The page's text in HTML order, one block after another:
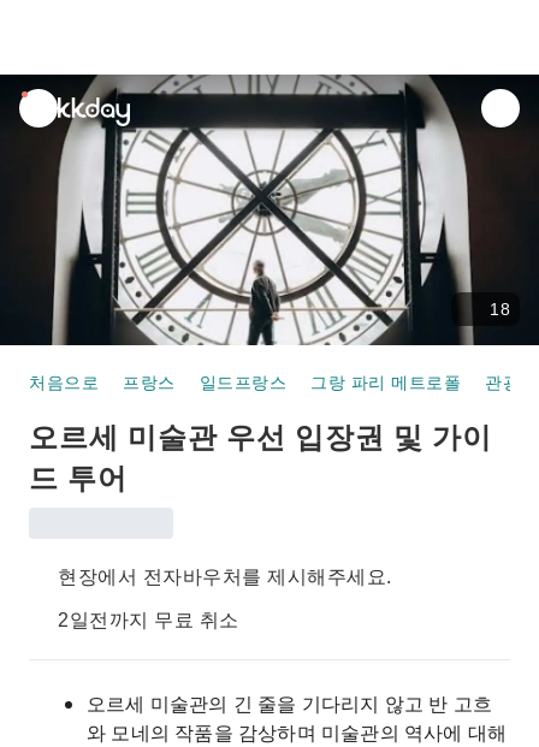
unread
notifications
18
처음으로 프랑스 일드프랑스 그랑 파리 메트로폴 관광
오르세 미술관 우선 입장권 및 가이
드 투어
현장에서 전자바우처를 제시해주세요.
2일전까지 무료 취소
오르세 미술관의 긴 줄을 기다리지 않고 반 고흐
와 모네의 작품을 감상하며 미술관의 역사에 대해